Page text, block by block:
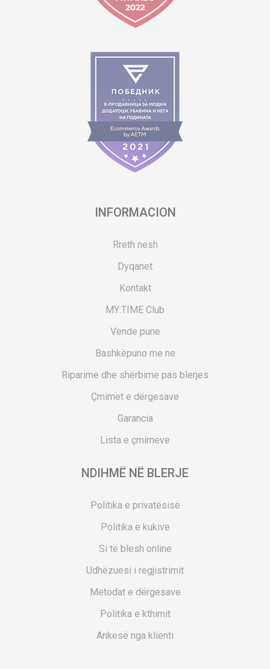
INFORMACION
Rreth nesh
Dyqanet
Kontakt
MY:TIME Club
Vende pune
Bashkëpuno me ne
Riparime dhe shërbime pas blerjes
Çmimet e dërgesave
Garancia
Lista e çmimeve
NDIHMË NË BLERJE
Politika e privatësisë
Politika e kukive
Si të blesh online
Udhëzuesi i regjistrimit
Metodat e dërgesave
Politika e kthimit
Ankesë nga klienti